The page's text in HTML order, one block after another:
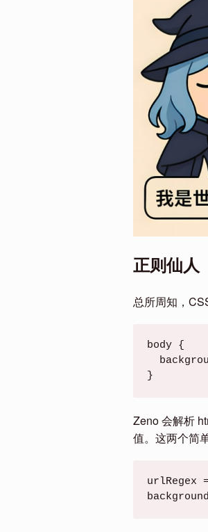
正则仙人
总所周知，
body {
}
Zeno 会解析
值。这两个简
urlRegex